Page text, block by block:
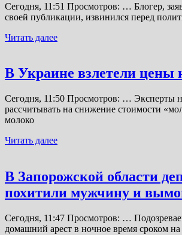
Сегодня, 11:51 Просмотров: … Блогер,
своей публикации, извинился перед
Читать далее
В Украине взлетели цены
Сегодня, 11:50 Просмотров: … Эксперты
рассчитывать на снижение стоимости
молоко
Читать далее
В Запорожской области
похитили мужчину и
Сегодня, 11:47 Просмотров: …
домашний арест в ночное время сроком на